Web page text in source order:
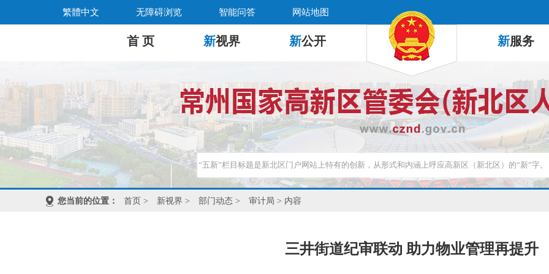
繁體中文 无障碍浏览 智能问答 网站地图
首 页 新视界 新公开 新服务
您当前的位置： 首页 > 新视界 > 部门动态 > 审计局 > 内容
三井街道纪审联动 助力物业管理再提升